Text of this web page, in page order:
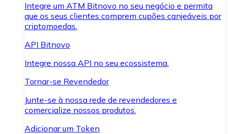
Integre um ATM Bitnovo no seu negócio e permita
que os seus clientes comprem cupões canjeáveis por
criptomoedas.
API Bitnovo
Integre nossa API no seu ecossistema.
Tornar-se Revendedor
Junte-se à nossa rede de revendedores e
comercialize nossos produtos.
Adicionar um Token